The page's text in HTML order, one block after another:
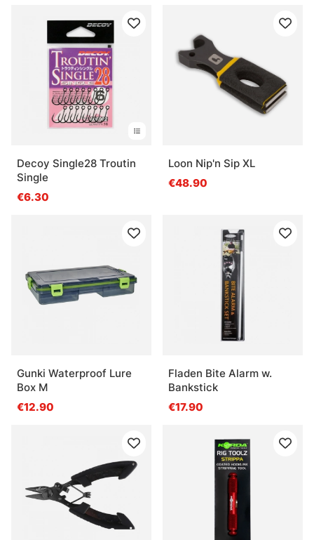
Decoy Single28 Troutin
Single
€6.30
Loon Nip'n Sip XL
€48.90
Gunki Waterproof Lure
Box M
€12.90
Fladen Bite Alarm w.
Bankstick
€17.90